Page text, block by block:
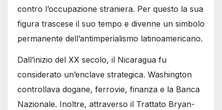
contro l’occupazione straniera. Per questo la sua
figura trascese il suo tempo e divenne un simbolo
permanente dell’antimperialismo latinoamericano.
Dall’inizio del XX secolo, il Nicaragua fu
considerato un’enclave strategica. Washington
controllava dogane, ferrovie, finanza e la Banca
Nazionale. Inoltre, attraverso il Trattato Bryan-